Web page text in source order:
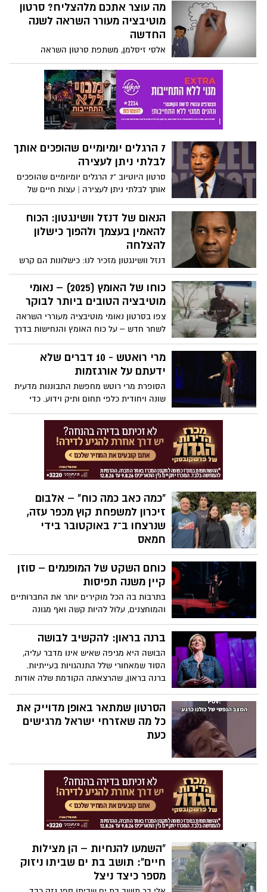
מה עוצר אתכם מלהצליח? סרטון
מוטיבציה מעורר השראה לשנה
החדשה
אלסי זיסלמן, משתפת סרטון השראה
7 הרגלים יומיומיים שהופכים אותך
לבלתי ניתן לעצירה
סרטון היוטיוב "7 הרגלים יומיומיים שהופכים
אותך לבלתי ניתן לעצירה | עצות חיים של
דנזל וושינגטון - Inspire Force" מתאר שבעה
פרקטיקות יומיומיות להשגת גדולה, כולל
התחלה בהכרת תודה או מטרה, שליטה
בבוקר, טיפוח משמעת על פני מוטיבציה,
ביטול תירוצים, אימוץ כאב כשותף לצמיחה,
ביטוי חיים לקיום וסיום היום בהתבוננות
וחזרה לבניית עקביות.
הנאום של דנזל וושינגטון: הכוח
להאמין בעצמך ולהפוך כישלון
להצלחה
דנזל וושינגטון מזכיר לנו: כישלונות הם קרש
קפיצה, התמדה היא המפתח, ורק חלומות
שמגובים במעשים הופכים למציאות. צפו:
כוחו של האומץ (2025) – נאומי
מוטיבציה הטובים ביותר לבוקר
צפו בסרטון נאומי מוטיבציה מעוררי השראה
לשחר חדש – על כוח האומץ והנחישות בדרך
להצלחה
מרי רואטש - 10 דברים שלא
ידעתם על אורגזמות
הסופרת מרי רוטש מחפשת התבוננות מדעית
שונה ויחודית כלפי תחום ותיק וידוע. כדי
להעניק גילויים מפתיעים על שחרור מיני,
התבוננות מדעית זו מתגלה כמוזרה עד
משעשעת. השיחה הזאת מיועדת לקהל מבוגר
בלבד.
"כמה כאב כמה כוח" – אלבום
זיכרון למשפחת קוץ מכפר עזה,
שנרצחו ב־7 באוקטובר בידי
חמאס
ביום שבו המדינה כולה רעדה, גם ליבו של
המוזיקאי אשר לוי נשבר. ב-7 באוקטובר
נרצחו אחותו ליבנת קוץ, בעלה אביב ושלושת
ילדיהם – רותם, יונתן ויפתח – בביתם שבכפר
עזה, באחת מהטרגדיות הקשות של מתקפת
חדר החזרות "ביט" – להוציא אל העולם את
מה שנולד מתוך שבר: אלבום חדש בשם "כמה
כאב כמה כוח", הכולל עשרה שירים שנכתבו
והולחנו לזכרם של בני משפחת קוץ.
כוחם השקט של המופנמים – סוזן
קיין משנה תפיסות
בתרבות בה הכל מוקירים יותר את החברותיים
והמוחצנים, עלול להיות קשה ואף מגונה
להיות מופנם. אבל, כפי שטוענת סוזן קיין
בהרצאתה מלאת הלהט, המופנמים מביאים
ברנה בראון: להקשיב לבושה
הבושה היא מגיפה שאיש אינו מדבר עליה,
הסוד שמאחורי שלל התנהגויות בעייתיות.
ברנה בראון, שהרצאתה הקודמת שלה אודות
להתרחש כאשר אנשים בוחרים להתעמת
ראש-בראש עם הבושה שבהם. ההומור,
האנושיות והפגיעות שבה מתגלים בכל אחת
ממילותיה.
הסרטון שמתאר באופן מדוייק את
כל מה שאזרחי ישראל מרגישים
כעת
"השמעו להנחיות – הן מצילות
חיים": תושב בת ים שביתו ניזוק
מספר כיצד ניצל